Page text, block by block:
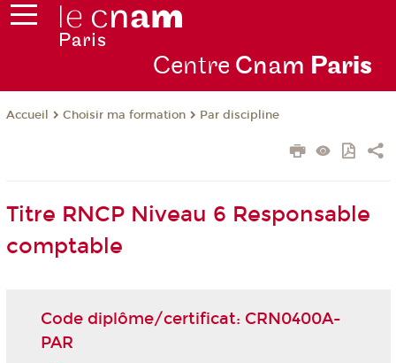
Centre Cnam Paris
Accueil Choisir ma formation Par discipline
Titre RNCP Niveau 6 Responsable
comptable
Code diplôme/certificat: CRN0400A-
PAR